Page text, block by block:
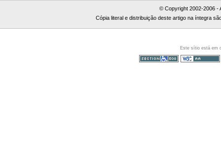
© Copyright 2002-2006 -
Cópia literal e distribuição deste artigo na íntegra
Este sítio está em